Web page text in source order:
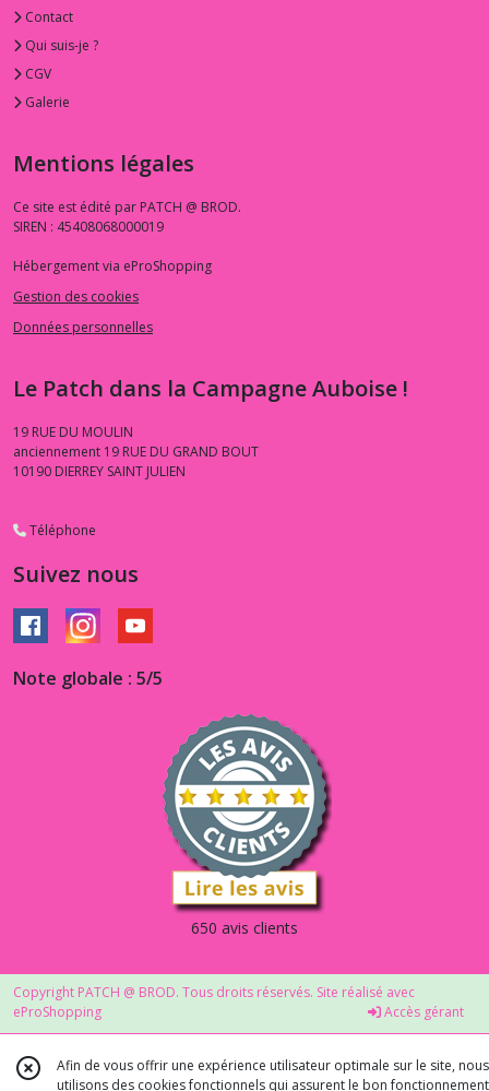
Contact
Qui suis-je ?
CGV
Galerie
Mentions légales
Ce site est édité par PATCH @ BROD.
SIREN : 45408068000019
Hébergement via eProShopping
Gestion des cookies
Données personnelles
Le Patch dans la Campagne Auboise !
19 RUE DU MOULIN
anciennement 19 RUE DU GRAND BOUT
10190 DIERREY SAINT JULIEN
Téléphone
Suivez nous
Note globale : 5/5
650 avis clients
Copyright PATCH @ BROD. Tous droits réservés. Site réalisé avec
eProShopping
Accès gérant
Afin de vous offrir une expérience utilisateur optimale sur le site, nous
utilisons des cookies fonctionnels qui assurent le bon fonctionnement